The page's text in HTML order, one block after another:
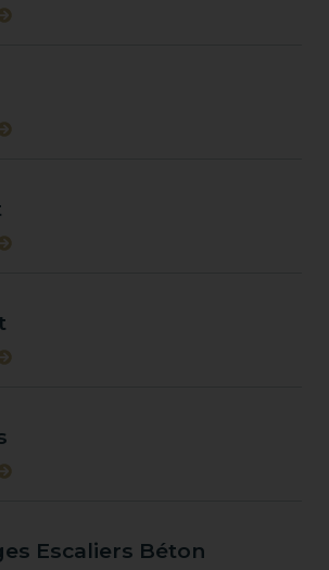
Escaliers Béton